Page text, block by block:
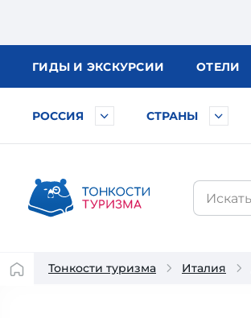
ГИДЫ И ЭКСКУРСИИ ОТЕЛИ
РОССИЯ СТРАНЫ
Тонкости туризма Италия